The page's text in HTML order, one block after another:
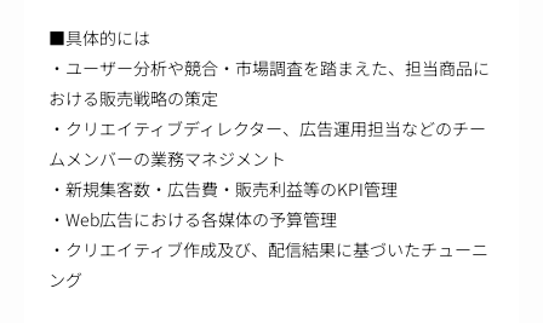
■具体的には
・ユーザー分析や競合・市場調査を踏まえた、担当商品に
おける販売戦略の策定
・クリエイティブディレクター、広告運用担当などのチー
ムメンバーの業務マネジメント
・新規集客数・広告費・販売利益等のKPI管理
・Web広告における各媒体の予算管理
・クリエイティブ作成及び、配信結果に基づいたチューニ
ング